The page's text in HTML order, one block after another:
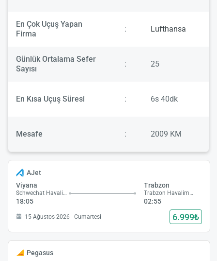
En Çok Uçuş Yapan
Firma
: Lufthansa
Günlük Ortalama Sefer
Sayısı
: 25
En Kısa Uçuş Süresi : 6s 40dk
Mesafe : 2009 KM
AJet
Viyana
Schwechat Havalimanı
18:05
Trabzon
Trabzon Havalimanı
02:55
15 Ağustos 2026 - Cumartesi 6.999₺
Pegasus